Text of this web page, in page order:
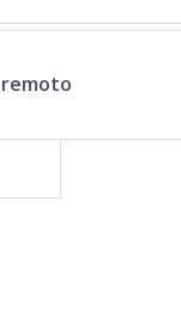
remoto